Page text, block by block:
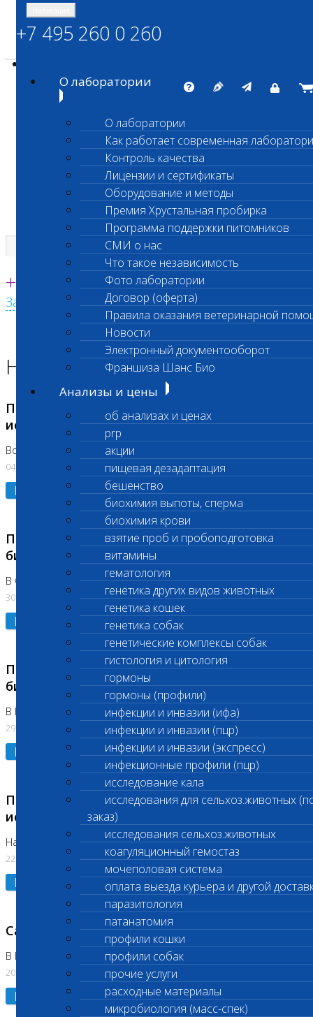
ШАНС БИО
Независимая ветеринарная лаборатория
Единая круглосуточная справочная
+7 495 260 0 260
Заказать звонок с сайта
+7 495 260 0 260
О лаборатории
О лаборатории
Как работает современная
Контроль качества
Лицензии и сертификаты
Оборудование и методы
Премия Хрустальная пробирка
Программа поддержки питомников
СМИ о нас
Что такое независимость
Фото лаборатории
Договор (оферта)
Правила оказания ветеринарной
Новости
Электронный документооборот
Франшиза Шанс Био
Анализы и цены
об анализах и ценах
prp
акции
пищевая дезадаптация
бешенство
биохимия выпоты, сперма
биохимия крови
взятие проб и пробоподготовка
витамины
гематология
генетика других видов животных
генетика кошек
генетика собак
генетические комплексы собак
гистология и цитология
гормоны
гормоны (профили)
инфекции и инвазии (ифа)
инфекции и инвазии (пцр)
инфекции и инвазии (экспресс)
инфекционные профили (пцр)
исследование кала
исследования для сельхоз.животных
заказ)
исследования сельхоз.животных
коагуляционный гемостаз
мочеполовая система
оплата выезда курьера и другой
паразитология
патанатомия
профили кошки
профили собак
прочие услуги
расходные материалы
микробиология (масс-спек)
Главная страница
Новости лаборатории
Приостановка срочных биохимических
исследований
Во Владыкино
04.08.2026
Подробнее
Приостановлено выполнение срочных
биохимических исследований
В Сколково. Код (123,309,310)
30.07.2026
Подробнее
Приостановлено выполнение срочных
биохимических исследований
В Бутово 29.07.26
29.07.2026
Подробнее
Приостановлено выполнение биохимических
исследований
На Нагорной. Код ( 123,310,309)
22.07.2026
Подробнее
Санитарные дни
В Коломне 24.07.2026 и 28.07.2026
20.07.2026
Подробнее